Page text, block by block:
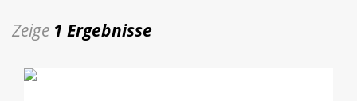
Zeige 1 Ergebnisse